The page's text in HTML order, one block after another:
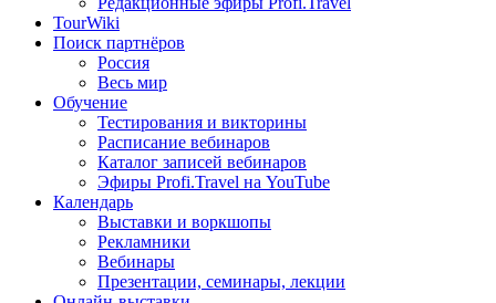
TourWiki
Поиск партнёров
Россия
Весь мир
Обучение
Тестирования и викторины
Расписание вебинаров
Каталог записей вебинаров
Эфиры Profi.Travel на YouTube
Календарь
Выставки и воркшопы
Рекламники
Вебинары
Презентации, семинары, лекции